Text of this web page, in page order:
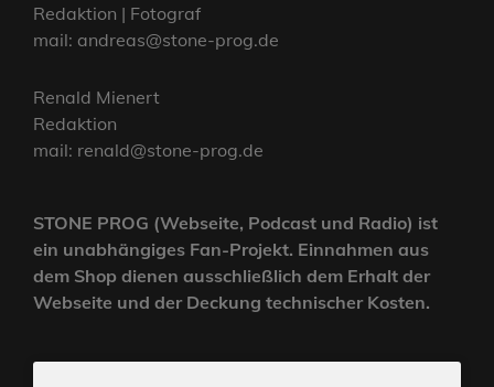
Redaktion | Fotograf
mail: andreas@stone-prog.de
Renald Mienert
Redaktion
mail: renald@stone-prog.de
STONE PROG (Webseite, Podcast und Radio) ist
ein unabhängiges Fan-Projekt. Einnahmen aus
dem Shop dienen ausschließlich dem Erhalt der
Webseite und der Deckung technischer Kosten.